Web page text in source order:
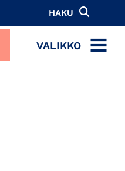
HAKU
VALIKKO
MENU